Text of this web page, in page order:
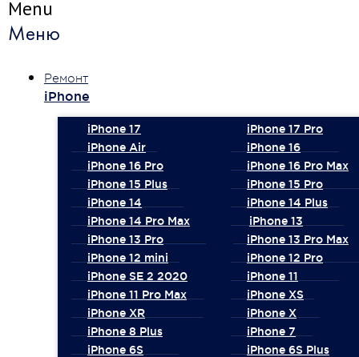
Menu
Меню
Ремонт
iPhone
iPhone 17
iPhone 17 Pro
iPhone Air
iPhone 16
iPhone 16 Pro
iPhone 16 Pro Max
iPhone 15 Plus
iPhone 15 Pro
iPhone 14
iPhone 14 Plus
iPhone 14 Pro Max
iPhone 13
iPhone 13 Pro
iPhone 13 Pro Max
iPhone 12 mini
iPhone 12 Pro
iPhone SE 2 2020
iPhone 11
iPhone 11 Pro Max
iPhone XS
iPhone XR
iPhone X
iPhone 8 Plus
iPhone 7
iPhone 6S
iPhone 6S Plus